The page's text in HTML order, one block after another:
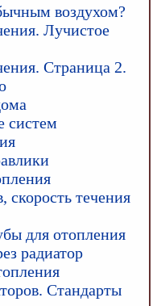
воздухом?
Лучистое
Страница 2.
систем
скорость течения
для отопления
радиатор
Стандарты